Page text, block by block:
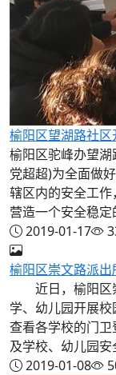
榆阳区望湖路社
榆阳区驼峰办望
党超超)为全面做
辖区内的安全工
营造一个安全稳
2019-01-17
榆阳区崇文路派
近日，榆阳区
学、幼儿园开展
查看各学校的门
及学校、幼儿园
2019-01-08